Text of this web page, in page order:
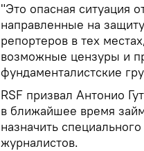
"Это опасная ситуация
направленные на
репортеров в тех
возможные цензуры и
фундаменталистские
RSF призвал Антонио
в ближайшее время
назначить
журналистов.